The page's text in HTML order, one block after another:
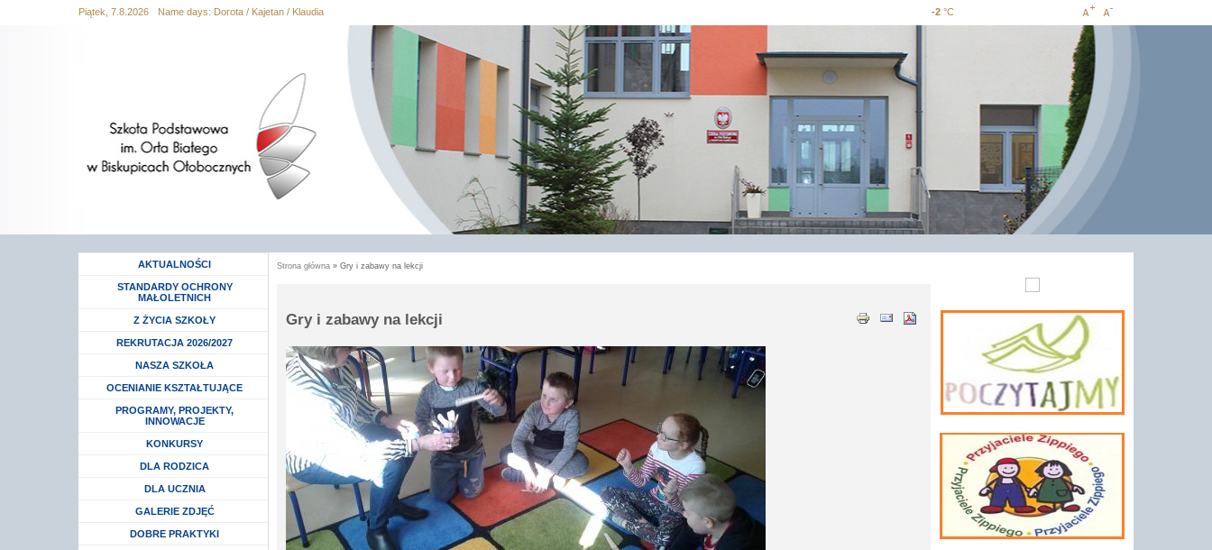
Piątek, 7.8.2026 Name days: Dorota / Kajetan / Klaudia -2 °C Increase
font size
Decrease
AKTUALNOŚCI
STANDARDY OCHRONY
MAŁOLETNICH
Rozwiń menu
Z ŻYCIA SZKOŁY
Rozwiń menu
REKRUTACJA 2026/2027
Rozwiń menu
NASZA SZKOŁA
Rozwiń menu
OCENIANIE KSZTAŁTUJĄCE
Rozwiń menu
PROGRAMY, PROJEKTY,
INNOWACJE
Rozwiń menu
KONKURSY
Rozwiń menu
DLA RODZICA
Rozwiń menu
DLA UCZNIA
GALERIE ZDJĘĆ
DOBRE PRAKTYKI
Strona główna » Gry i zabawy na lekcji
Gry i zabawy na lekcji